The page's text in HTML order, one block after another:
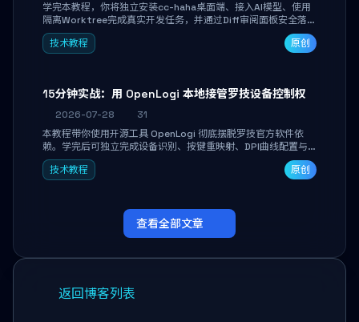
学完本教程，你将独立安装cc-haha桌面端、接入AI模型、使用
隔离Worktree完成真实开发任务，并通过Diff审阅面板安全落地
AI代码改写。告别终端黑盒操作，让AI在沙箱环境中工作，你只
做审阅和决策。
技术教程 原创
15分钟实战：用 OpenLogi 本地接管罗技设备控制权
2026-07-28
31
本教程带你使用开源工具 OpenLogi 彻底摆脱罗技官方软件依
赖。学完后可独立完成设备识别、按键重映射、DPI曲线配置与
SmartShift调节，实现完全离线控制，保护隐私并释放硬件性
能。
技术教程 原创
查看全部文章
返回博客列表